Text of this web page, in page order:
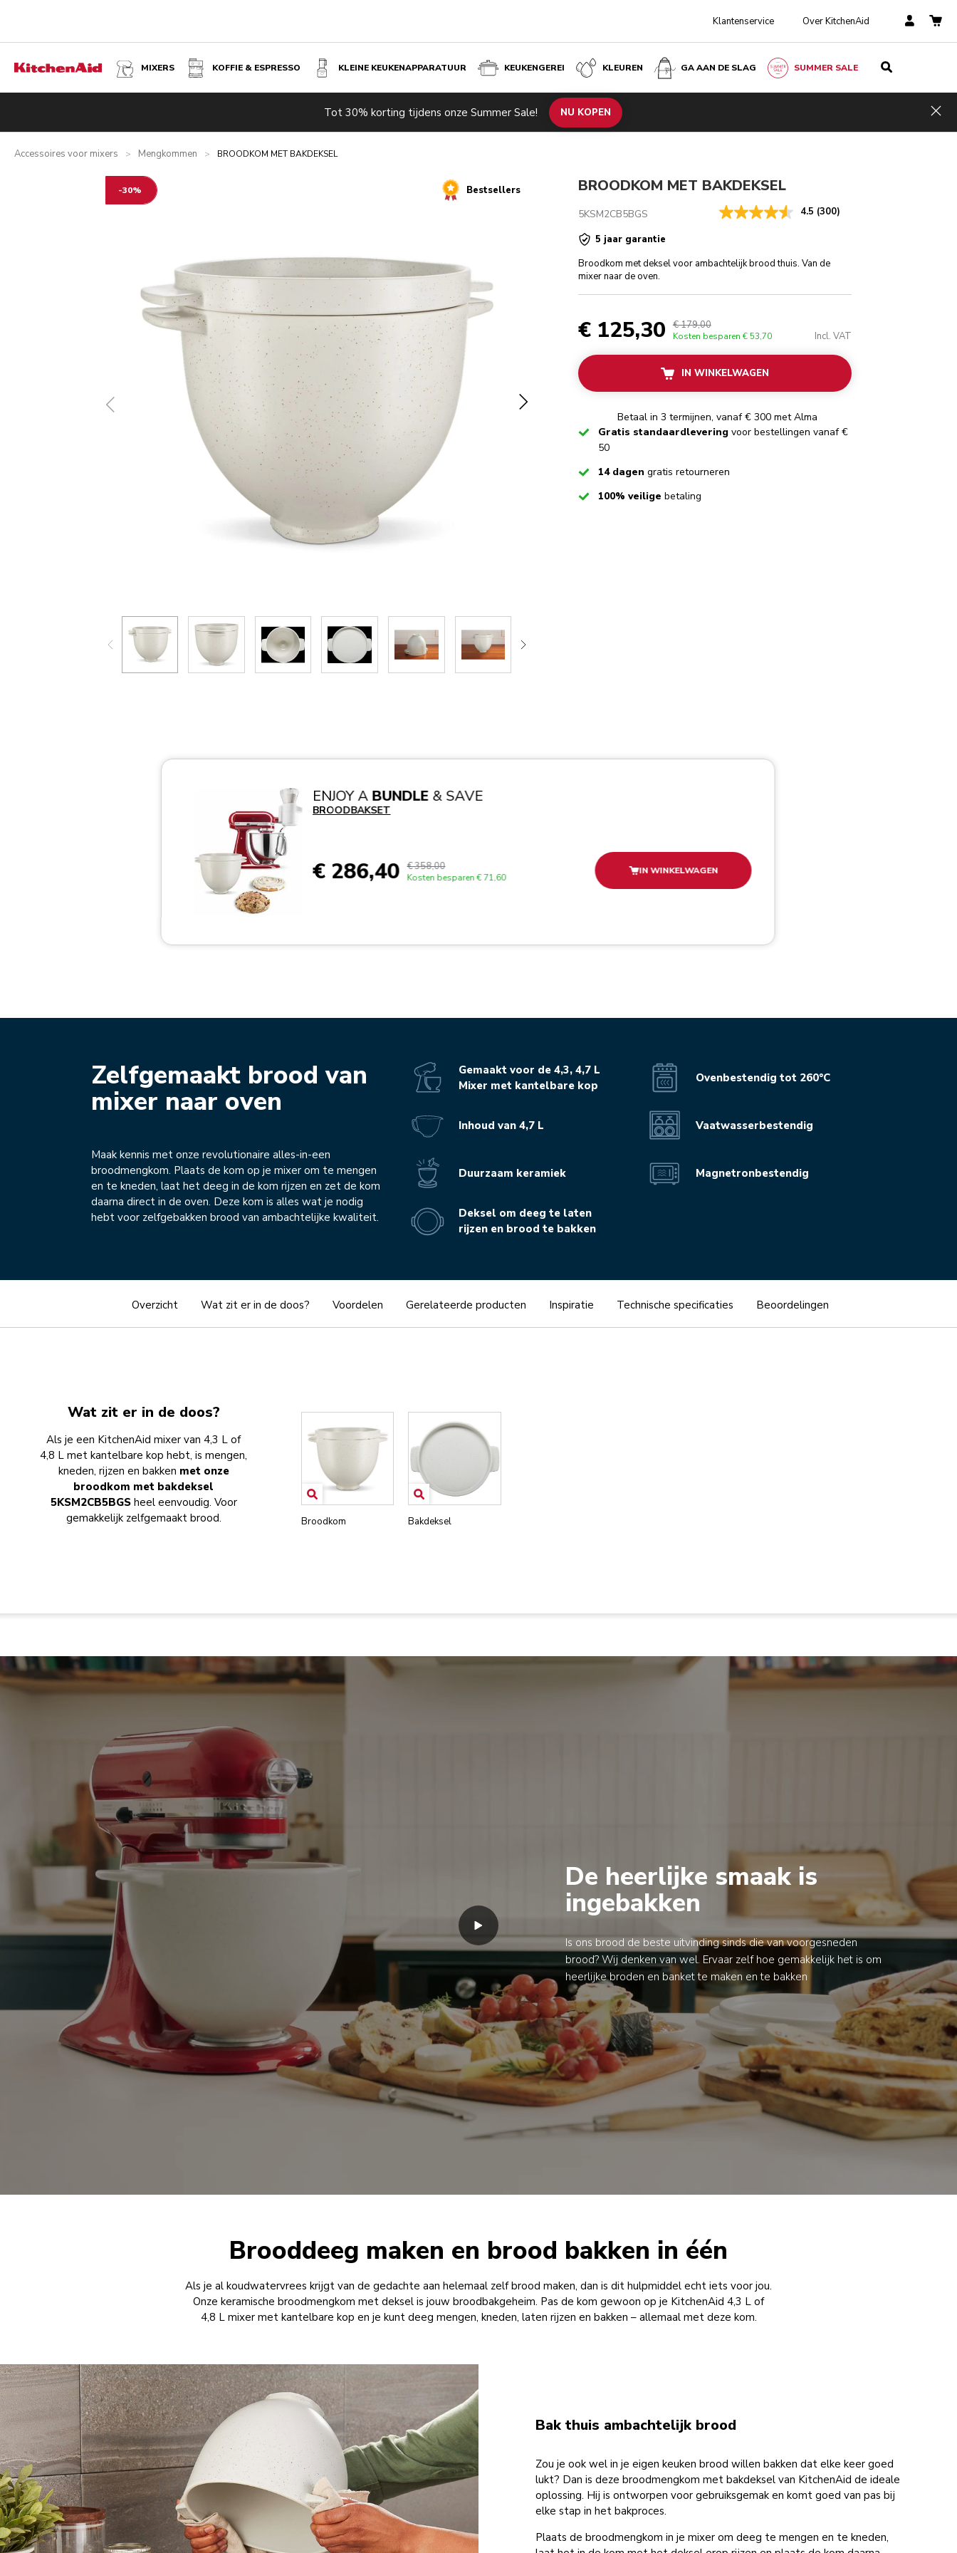
Klantenservice Over KitchenAid
MIXERS KOFFIE & ESPRESSO KLEINE KEUKENAPPARATUUR KEUKENGEREI KLEUREN GA AAN DE SLAG SUMMER SALE
Tot 30% korting tijdens onze Summer Sale! NU KOPEN
Accessoires voor mixers > Mengkommen > BROODKOM MET BAKDEKSEL
Gerelateerde producten Inspiratie Technische specificaties Beoordelingen
€ 179,00
-30% Bestsellers BROODKOM MET BAKDEKSEL
5KSM2CB5BGS 4.5 (300)
5 jaar garantie
Broodkom met deksel voor ambachtelijk brood thuis. Van de
mixer naar de oven.
€ 125,30 € 179,00
Kosten besparen € 53,70 Incl. VAT
IN WINKELWAGEN
Betaal in 3 termijnen, vanaf € 300 met Alma
CheckedGratis standaardlevering voor bestellingen vanaf €
50
Checked14 dagen gratis retourneren
Checked100% veilige betaling
ENJOY A BUNDLE & SAVE
BROODBAKSET
€ 286,40 € 358,00
Kosten besparen € 71,60
IN WINKELWAGEN
Zelfgemaakt brood van
mixer naar oven
Maak kennis met onze revolutionaire alles-in-een
broodmengkom. Plaats de kom op je mixer om te mengen
en te kneden, laat het deeg in de kom rijzen en zet de kom
daarna direct in de oven. Deze kom is alles wat je nodig
hebt voor zelfgebakken brood van ambachtelijke kwaliteit.
Gemaakt voor de 4,3, 4,7 L
Mixer met kantelbare kop
Inhoud van 4,7 L
Duurzaam keramiek
Deksel om deeg te laten
rijzen en brood te bakken
Ovenbestendig tot 260°C
Vaatwasserbestendig
Magnetronbestendig
Overzicht Wat zit er in de doos? Voordelen Gerelateerde producten Inspiratie Technische specificaties Beoordelingen
Wat zit er in de doos?
Als je een KitchenAid mixer van 4,3 L of
4,8 L met kantelbare kop hebt, is mengen,
kneden, rijzen en bakken met onze
broodkom met bakdeksel
5KSM2CB5BGS heel eenvoudig. Voor
gemakkelijk zelfgemaakt brood.
Broodkom Bakdeksel
De heerlijke smaak is
ingebakken
Is ons brood de beste uitvinding sinds die van voorgesneden
brood? Wij denken van wel. Ervaar zelf hoe gemakkelijk het is om
heerlijke broden en banket te maken en te bakken
Brooddeeg maken en brood bakken in één
Als je al koudwatervrees krijgt van de gedachte aan helemaal zelf brood maken, dan is dit hulpmiddel echt iets voor jou.
Onze keramische broodmengkom met deksel is jouw broodbakgeheim. Pas de kom gewoon op je KitchenAid 4,3 L of
4,8 L mixer met kantelbare kop en je kunt deeg mengen, kneden, laten rijzen en bakken – allemaal met deze kom.
Bak thuis ambachtelijk brood
Zou je ook wel in je eigen keuken brood willen bakken dat elke keer goed
lukt? Dan is deze broodmengkom met bakdeksel van KitchenAid de ideale
oplossing. Hij is ontworpen voor gebruiksgemak en komt goed van pas bij
elke stap in het bakproces.
Plaats de broodmengkom in je mixer om deeg te mengen en te kneden,